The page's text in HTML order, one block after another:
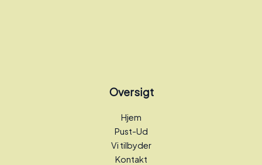
Oversigt
Hjem
Pust-Ud
Vi tilbyder
Kontakt